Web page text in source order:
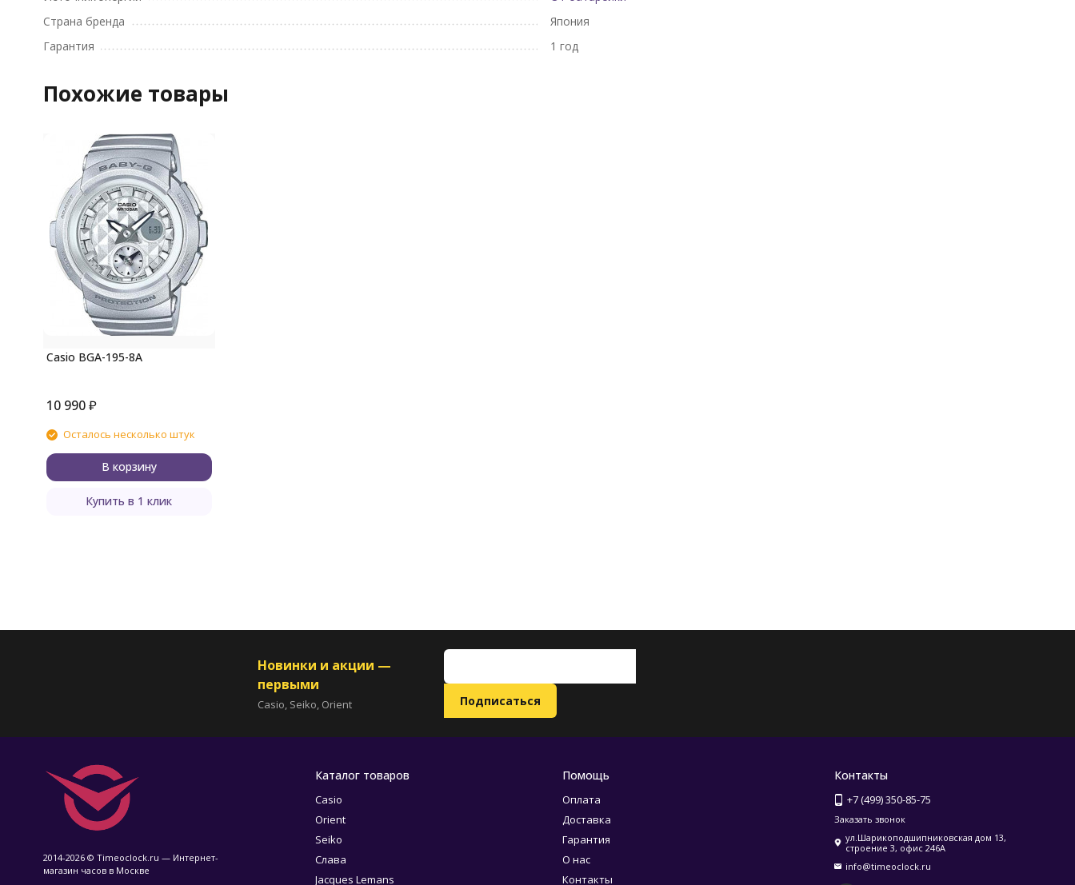
Страна бренда
Япония
Гарантия
1 год
Похожие товары
Casio BGA-195-8A
10 990 ₽
Осталось несколько штук
В корзину
Купить в 1 клик
Новинки и акции —
первыми
Casio, Seiko, Orient
2014-2026 © Timeoclock.ru — Интернет-
магазин часов в Москве
Каталог товаров
Casio
Orient
Seiko
Слава
Jacques Lemans
Помощь
Оплата
Доставка
Гарантия
О нас
Контакты
Контакты
+7 (499) 350-85-75
Заказать звонок
ул.Шарикоподшипниковская дом 13,
строение 3, офис 246А
info@timeoclock.ru